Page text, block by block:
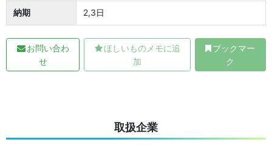
納期 2,3日
お問い合わ
せ
ほしいものメモに追
加
ブックマー
ク
取扱企業